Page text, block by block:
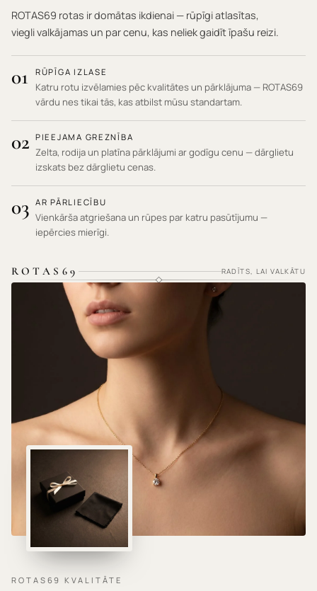
ROTAS69 rotas ir domātas ikdienai — rūpīgi atlasītas,
viegli valkājamas un par cenu, kas neliek gaidīt īpašu reizi.
01 RŪPĪGA IZLASE
Katru rotu izvēlamies pēc kvalitātes un pārklājuma — ROTAS69
vārdu nes tikai tās, kas atbilst mūsu standartam.
02 PIEEJAMA GREZNĪBA
Zelta, rodija un platīna pārklājumi ar godīgu cenu — dārglietu
izskats bez dārglietu cenas.
03 AR PĀRLIECĪBU
Vienkārša atgriešana un rūpes par katru pasūtījumu —
iepērcies mierīgi.
ROTAS69 RADĪTS, LAI VALKĀTU
HIPOALERĢISKI MATERIĀLI · NEKAIRINA ĀDU ·
ROTAS69 KVALITĀTE